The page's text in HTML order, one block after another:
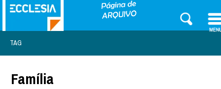
TAG
Família